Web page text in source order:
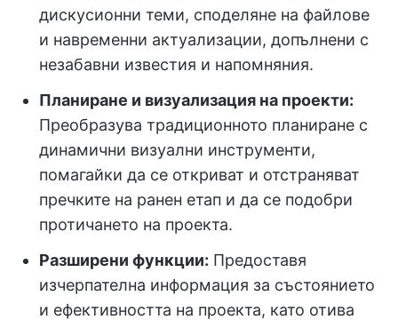
дискусионни теми, споделяне на файлове
и навременни актуализации, допълнени с
незабавни известия и напомняния.
Планиране и визуализация на проекти:
Преобразува традиционното планиране с
динамични визуални инструменти,
помагайки да се откриват и отстраняват
пречките на ранен етап и да се подобри
протичането на проекта.
Разширени функции: Предоставя
изчерпателна информация за състоянието
и ефективността на проекта, като отива